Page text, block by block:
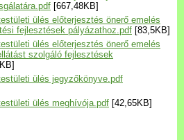
[667,48KB]
ülés előterjesztés önerő emelés
fejlesztések pályázathoz.pdf [83,5KB]
ülés előterjesztés önerő emelés
szolgáló fejlesztések
ülés jegyzőkönyve.pdf
ülés meghívója.pdf [42,65KB]